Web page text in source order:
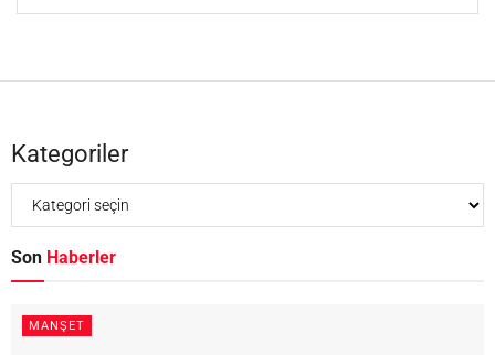
Kategoriler
Son Haberler
MANŞET